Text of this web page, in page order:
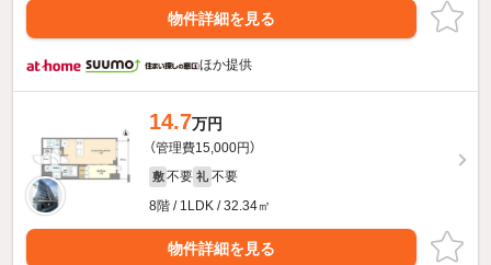
物件詳細を見る
ほか提供
14.7万円
（管理費15,000円）
敷 不要 礼 不要
8階 / 1LDK / 32.34㎡
物件詳細を見る